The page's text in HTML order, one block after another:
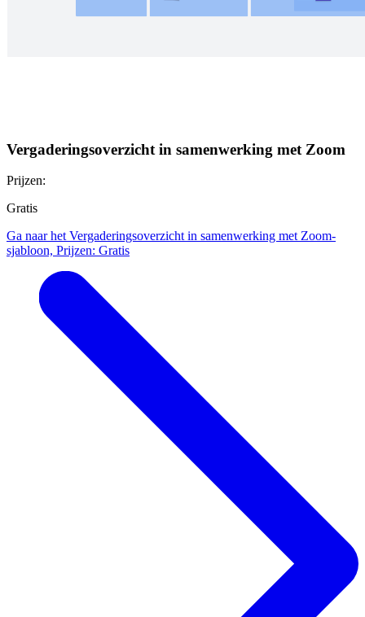
Vergaderingsoverzicht in samenwerking met Zoom
Prijzen:
Gratis
Ga naar het Vergaderingsoverzicht in samenwerking met Zoom-
sjabloon, Prijzen: Gratis